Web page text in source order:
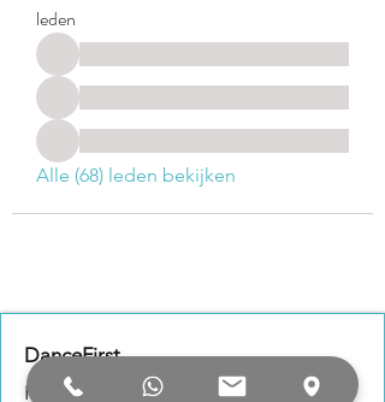
leden
Alle (68) leden bekijken
DanceFirst
Hazenkoog 8B, Alkmaar